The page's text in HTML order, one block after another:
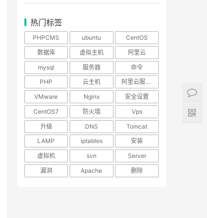
热门标签
PHPCMS ubuntu
CentOS
数据库
虚拟主机
阿里云
mysql
服务器
命令
PHP
云主机
阿里云服务器
VMware
Nginx
安全设置
CentOS7
防火墙
Vps
升级
DNS
Tomcat
LAMP
iptables
安装
虚拟机
svn
Server
漏洞
Apache 删除